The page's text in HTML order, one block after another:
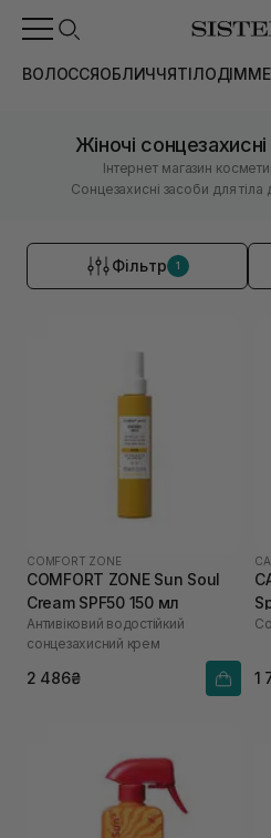
ВОЛОССЯОБЛИЧЧЯТІЛОДІМ
Жіночі
Інтернет магазин
Сонцезахисні засоби для тіла
Фільтр 1
COMFORT ZONE
COMFORT ZONE Sun Soul
Cream SPF50 150 мл
Антивіковий водостійкий
сонцезахисний крем
2 486₴ 1